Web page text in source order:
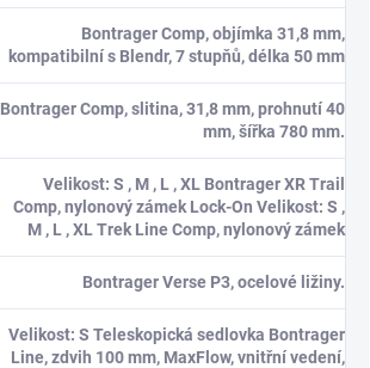
Bontrager Comp, objímka 31,8 mm,
kompatibilní s Blendr, 7 stupňů, délka 50 mm
Bontrager Comp, slitina, 31,8 mm, prohnutí 40
mm, šířka 780 mm.
Velikost: S , M , L , XL Bontrager XR Trail
Comp, nylonový zámek Lock-On Velikost: S ,
M , L , XL Trek Line Comp, nylonový zámek
Bontrager Verse P3, ocelové ližiny.
Velikost: S Teleskopická sedlovka Bontrager
Line, zdvih 100 mm, MaxFlow, vnitřní vedení,